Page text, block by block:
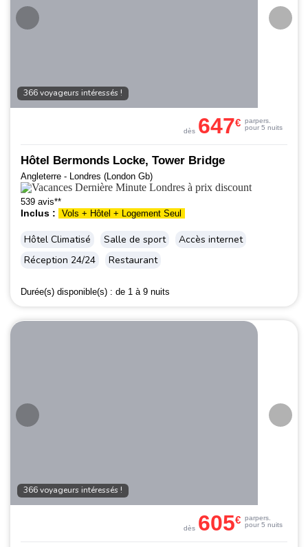
366 voyageurs intéressés !
Hôtel Bermonds Locke, Tower Bridge
Angleterre - Londres (London Gb)
539 avis**
Inclus : Vols + Hôtel + Logement Seul
Hôtel Climatisé Salle de sport
Accès internet
Réception 24/24
Restaurant
Durée(s) disponible(s) : de 1 à 9 nuits
dès 647€ parpers.
pour 5 nuits
366 voyageurs intéressés !
dès 605€ parpers.
pour 5 nuits